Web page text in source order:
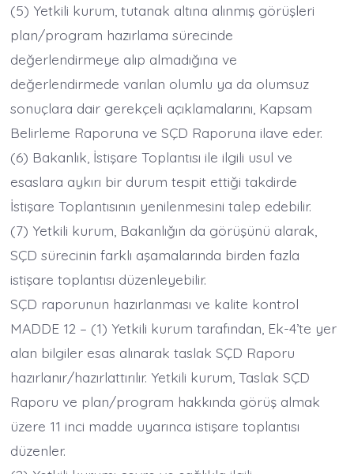
(5) Yetkili kurum, tutanak altına alınmış görüşleri
plan/program hazırlama sürecinde
değerlendirmeye alıp almadığına ve
değerlendirmede varılan olumlu ya da olumsuz
sonuçlara dair gerekçeli açıklamalarını, Kapsam
Belirleme Raporuna ve SÇD Raporuna ilave eder.
(6) Bakanlık, İstişare Toplantısı ile ilgili usul ve
esaslara aykırı bir durum tespit ettiği takdirde
İstişare Toplantısının yenilenmesini talep edebilir.
(7) Yetkili kurum, Bakanlığın da görüşünü alarak,
SÇD sürecinin farklı aşamalarında birden fazla
istişare toplantısı düzenleyebilir.
SÇD raporunun hazırlanması ve kalite kontrol
MADDE 12 – (1) Yetkili kurum tarafından, Ek-4’te yer
alan bilgiler esas alınarak taslak SÇD Raporu
hazırlanır/hazırlattırılır. Yetkili kurum, Taslak SÇD
Raporu ve plan/program hakkında görüş almak
üzere 11 inci madde uyarınca istişare toplantısı
düzenler.